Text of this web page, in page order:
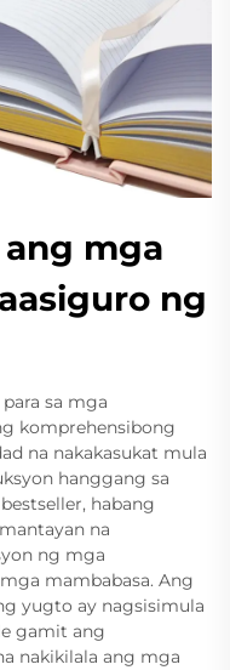
mga
ng
sa mga
komprehensibong
na nakakasukat mula
hanggang sa
habang
na
ng mga
mambabasa. Ang
yugto ay nagsisimula
gamit ang
nakikilala ang mga